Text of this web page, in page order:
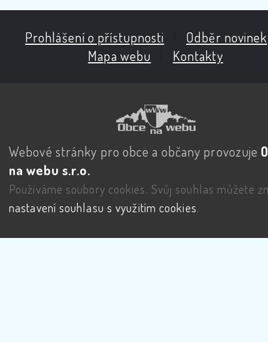
Prohlášení o přístupnosti Odběr novinek
Mapa webu
Kontakty
Webové stránky pro obce a občany provozuje
na webu s.r.o.
Používáme soubory cookies. Svůj souhlas můžete
nastavení souhlasu s využitím cookies.